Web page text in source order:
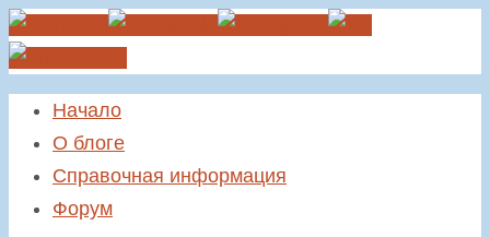
Начало
О блоге
Справочная информация
Форум